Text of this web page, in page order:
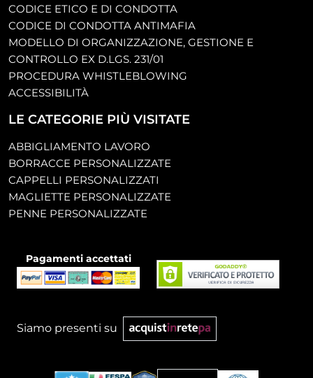
CODICE ETICO E DI CONDOTTA
CODICE DI CONDOTTA ANTIMAFIA
MODELLO DI ORGANIZZAZIONE, GESTIONE E
CONTROLLO EX D.LGS. 231/01
PROCEDURA WHISTLEBLOWING
ACCESSIBILITÀ
LE CATEGORIE PIÙ VISITATE
ABBIGLIAMENTO LAVORO
BORRACCE PERSONALIZZATE
CAPPELLI PERSONALIZZATI
MAGLIETTE PERSONALIZZATE
PENNE PERSONALIZZATE
Pagamenti accettati
Siamo presenti su